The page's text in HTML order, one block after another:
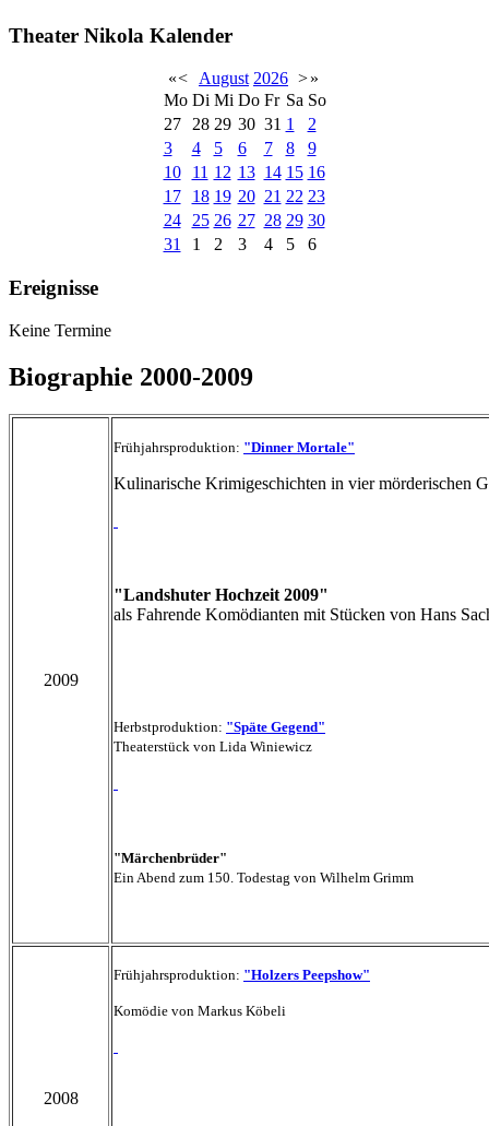
Theater Nikola Kalender
«< August 2026 >»
Mo Di Mi Do Fr Sa So
27
28 29 30 31 1
2
3
4 5 6 7 8
9
10
11 12 13 14 15 16
17
18 19 20 21 22 23
24
25 26 27 28 29 30
31
1 2 3 4 5 6
Ereignisse
Keine Termine
Biographie 2000-2009
2009
Frühjahrsproduktion: "Dinner Mortale"
Kulinarische Krimigeschichten in vier mörderischen
"Landshuter Hochzeit 2009"
als Fahrende Komödianten mit Stücken von Hans
Herbstproduktion: "Späte Gegend"
Theaterstück von Lida Winiewicz
"Märchenbrüder"
Ein Abend zum 150. Todestag von Wilhelm Grimm
2008
Frühjahrsproduktion: "Holzers Peepshow"
Komödie von Markus Köbeli